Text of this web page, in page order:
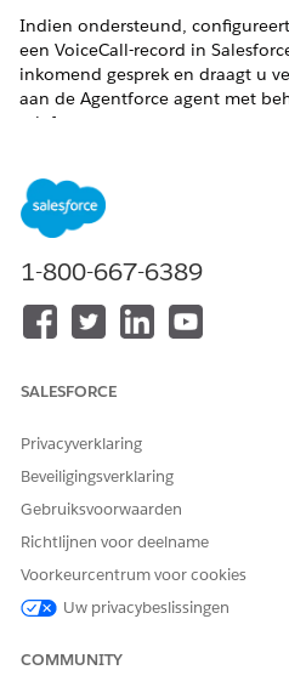
Indien ondersteund,
een VoiceCall-record in
inkomend gesprek en draagt u
aan de Agentforce agent met
telefoonnummer.
behulp van PSTN
Om te illustreren hoe u
configureert die plaatsvinden
pagina hoe u deze taken
Gespreksescalatie
van het geëscaleerde
van het gesprek naar de
HEEFT DIT ARTIKEL UW
1-800-667-6389
SALESFORCE
Privacyverklaring
Beveiligingsverklaring
Gebruiksvoorwaarden
Richtlijnen voor deelname
Voorkeurcentrum voor cookies
Uw privacybeslissingen
COMMUNITY